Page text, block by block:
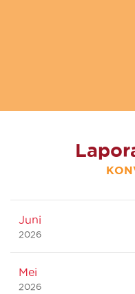
Juni
2026
Mei
2026